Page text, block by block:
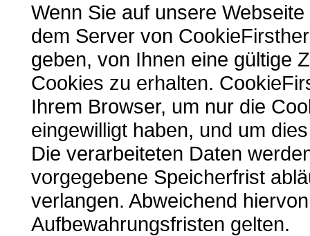
Wenn Sie auf unsere
dem Server von
geben, von Ihnen eine gültige
Cookies zu erhalten.
Ihrem Browser, um nur die
eingewilligt haben, und um
Die verarbeiteten Daten
vorgegebene Speicherfrist
verlangen. Abweichend
Aufbewahrungsfristen gelten.